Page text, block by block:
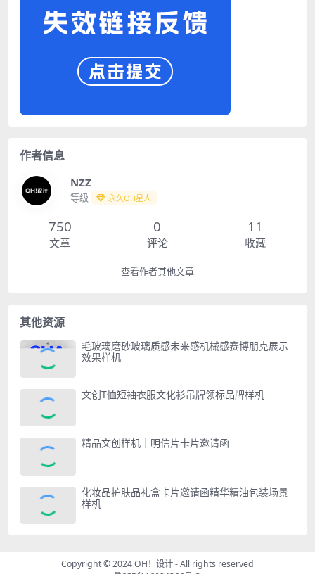
作者信息
NZZ
等级 永久OH星人
750
文章
0
评论
11
收藏
查看作者其他文章
其他资源
毛玻璃磨砂玻璃质感未来感机械感赛博朋克展示
效果样机
文创T恤短袖衣服文化衫吊牌领标品牌样机
精品文创样机｜明信片卡片邀请函
化妆品护肤品礼盒卡片邀请函精华精油包装场景
样机
Copyright © 2024OH！设计- All rights reserved